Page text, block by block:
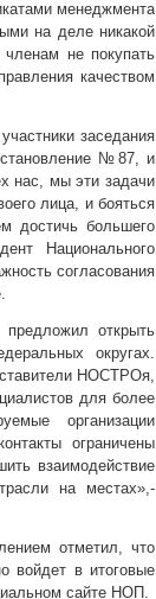
менеджмента
на деле никакой
не покупать
качеством
заседания
№87, и
нас, мы эти задачи
лица, и бояться
достичь большего
Национального
согласования
предложил открыть
округах.
НОСТРОя,
для более
организации
ограничены
взаимодействие
на местах»,-
отметил, что
войдет в итоговые
сайте НОП.